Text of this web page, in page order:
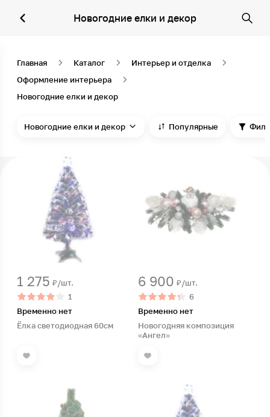
Новогодние елки и декор
Главная Каталог
Интерьер и отделка
Оформление интерьера
Новогодние елки и декор
Новогодние елки и декор Популярные
1 275 ₽/шт.
1
Временно нет
Ёлка светодиодная 60см
6 900 ₽/шт.
6
Временно нет
Новогодняя композиция
«Ангел»